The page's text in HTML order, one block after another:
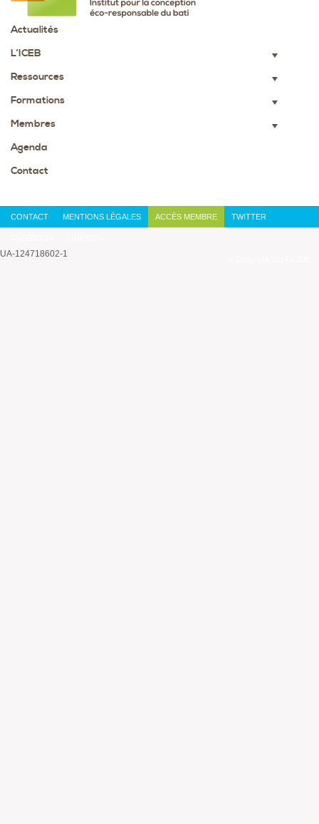
Actualités
L’ICEB
▼
Ressources ▼
Formations ▼
Membres ▼
Agenda
Contact
CONTACT MENTIONS LÉGALES ACCÈS MEMBRE TWITTER
UA-124718602-1